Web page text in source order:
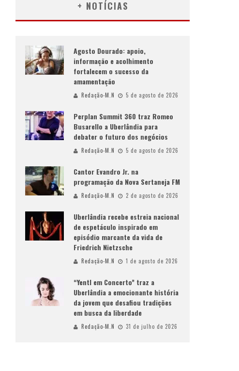
+ NOTÍCIAS
Agosto Dourado: apoio,
informação e acolhimento
fortalecem o sucesso da
amamentação
Redação-M.N 5 de agosto de 2026
Perplan Summit 360 traz Romeo
Busarello a Uberlândia para
debater o futuro dos negócios
Redação-M.N 5 de agosto de 2026
Cantor Evandro Jr. na
programação da Nova Sertaneja FM
Redação-M.N 2 de agosto de 2026
Uberlândia recebe estreia nacional
de espetáculo inspirado em
episódio marcante da vida de
Friedrich Nietzsche
Redação-M.N 1 de agosto de 2026
“Yentl em Concerto” traz a
Uberlândia a emocionante história
da jovem que desafiou tradições
em busca da liberdade
Redação-M.N 31 de julho de 2026